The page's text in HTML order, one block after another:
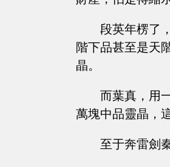
段英年楞了
階下品甚至是天
晶。
而葉真，用
萬塊中品靈晶，
至于奔雷劍